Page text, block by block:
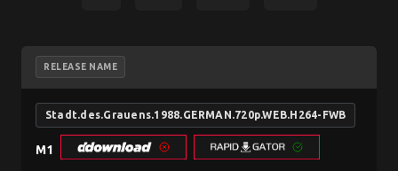
RELEASE NAME
Stadt.des.Grauens.1988.GERMAN.720p.WEB.H264-FWB
M1